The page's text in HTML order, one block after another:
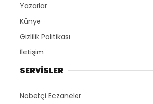
Yazarlar
Künye
Gizlilik Politikası
İletişim
SERVİSLER
Nöbetçi Eczaneler